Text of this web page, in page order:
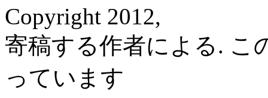
Copyright 2012,
寄稿する作者による. こ
っています